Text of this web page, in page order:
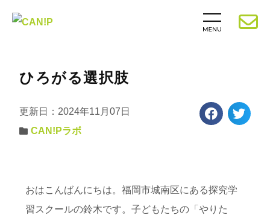
ひろがる選択肢
更新日：2024年11月07日
CAN!Pラボ
おはこんばんにちは。福岡市城南区にある探究学
習スクールの鈴木です。子どもたちの「やりた